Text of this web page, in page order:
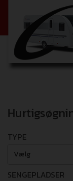
TYPE
Vælg
SENGEPLADSER